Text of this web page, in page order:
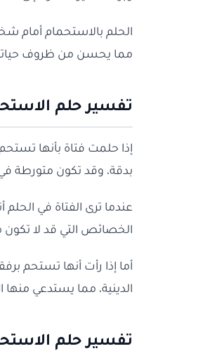
الحلم بالاستحمام أمام
مما يحسن من ظروف
تفسير حلم
إذا حلمت فتاة بأنها
بدقة، وقد تكون متورطة
عندما ترى الفتاة في
الخصائص التي قد لا تكون
أما إذا رأت أنها تستحم
الدينية، مما يستدعي منها
تفسير حلم